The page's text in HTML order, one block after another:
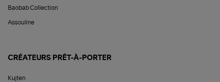
Baobab Collection
Assouline
CRÉATEURS PRÊT-À-PORTER
Kujten